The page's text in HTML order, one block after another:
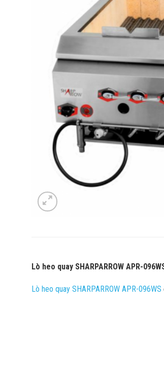
Lò heo quay SHARPARROW APR-
Lò heo quay SHARPARROW APR-096WS